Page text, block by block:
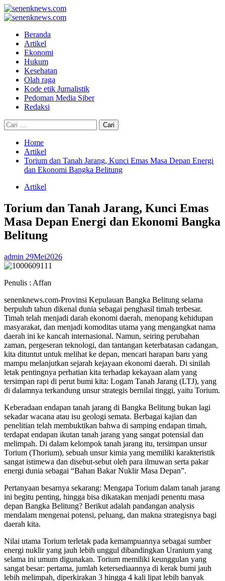
Skip
to
Primary
Beranda
Artikel
Ekonomi
Hukum
Kesehatan
Olah raga
Kode etik Jurnalistik
Pedoman Media Siber
Redaksi
Cari
untuk:
Home
Artikel
Torium dan Tanah Jarang, Kunci Emas Masa Depan Energi
dan Ekonomi Bangka Belitung
Artikel
Torium dan Tanah Jarang, Kunci Emas
Masa Depan Energi dan Ekonomi Bangka
Belitung
admin 29Mei2026
Penulis : Affan
senenknews.com-Provinsi Kepulauan Bangka Belitung selama
berpuluh tahun dikenal dunia sebagai penghasil timah terbesar.
Timah telah menjadi darah ekonomi daerah, menopang kehidupan
masyarakat, dan menjadi komoditas utama yang mengangkat nama
daerah ini ke kancah internasional. Namun, seiring perubahan
zaman, pergeseran teknologi, dan tantangan keterbatasan cadangan,
kita dituntut untuk melihat ke depan, mencari harapan baru yang
mampu melanjutkan sejarah kejayaan ekonomi daerah. Di sinilah
letak pentingnya perhatian kita terhadap kekayaan alam yang
tersimpan rapi di perut bumi kita: Logam Tanah Jarang (LTJ), yang
di dalamnya terkandung unsur strategis bernilai tinggi, yaitu Torium.
Keberadaan endapan tanah jarang di Bangka Belitung bukan lagi
sekadar wacana atau isu geologi semata. Berbagai kajian dan
penelitian telah membuktikan bahwa di samping endapan timah,
terdapat endapan ikutan tanah jarang yang sangat potensial dan
melimpah. Di dalam kelompok tanah jarang itu, tersimpan unsur
Torium (Thorium), sebuah unsur kimia yang memiliki karakteristik
sangat istimewa dan disebut-sebut oleh para ilmuwan serta pakar
energi dunia sebagai “Bahan Bakar Nuklir Masa Depan”.
Pertanyaan besarnya sekarang: Mengapa Torium dalam tanah jarang
ini begitu penting, hingga bisa dikatakan menjadi penentu masa
depan Bangka Belitung? Berikut adalah pandangan analysis
mendalam mengenai potensi, peluang, dan makna strategisnya bagi
daerah kita.
Nilai utama Torium terletak pada kemampuannya sebagai sumber
energi nuklir yang jauh lebih unggul dibandingkan Uranium yang
selama ini umum digunakan. Torium memiliki keunggulan yang
sangat besar: pertama, jumlah ketersediaannya di kerak bumi jauh
lebih melimpah, diperkirakan 3 hingga 4 kali lipat lebih banyak